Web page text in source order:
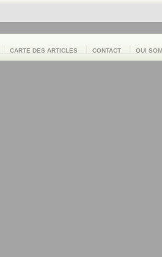
CARTE DES ARTICLES CONTACT QUI